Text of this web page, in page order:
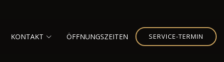
KONTAKT ÖFFNUNGSZEITEN SERVICE-TERMIN